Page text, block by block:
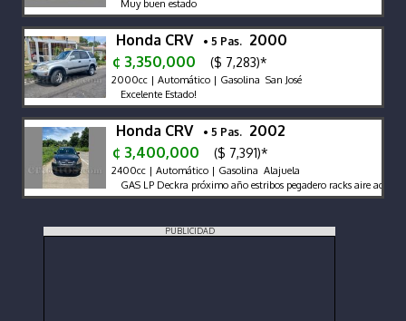
Muy buen estado
Honda CRV • 5 Pas. 2000
¢ 3,350,000
($ 7,283)*
2000cc | Automático | Gasolina San José
Excelente Estado!
Honda CRV • 5 Pas. 2002
¢ 3,400,000
($ 7,391)*
2400cc | Automático | Gasolina Alajuela
GAS LP Deckra próximo año estribos pegadero racks aire
PUBLICIDAD